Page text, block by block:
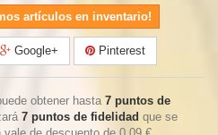
artículos en inventario!
Google+ Pinterest
obtener hasta 7 puntos de
7 puntos de fidelidad que se